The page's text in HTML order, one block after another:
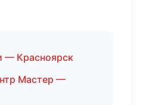
— Красноярск
Мастер —